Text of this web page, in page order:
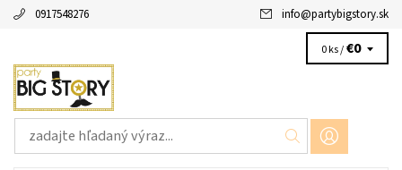
0917548276 info@partybigstory.sk
0 ks /€0